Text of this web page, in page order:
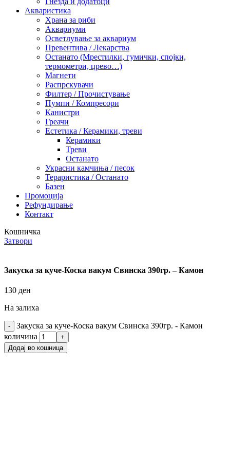
Акваристика
Храна за риби
Аквариуми
Осветлување за аквариум
Превентива / Лекарства
Останато (Мрестилки, гумички, спојки,
термометри, црево…)
Магнети
Распрскувачи
Филтер / Прочистување
Пумпи / Компресори
Канистри
Греачи
Естетика / Керамики, треви
Керамики
Треви
Останато
Украсни камчиња / песок
Тераристика / Останато
Базен
Промоција
Рефундирање
Контакт
Кошничка
Затвори
Закуска за куче-Коска вакум Свинска 390гр. – Камон
130 ден
На залиха
Закуска за куче-Коска вакум Свинска 390гр. - Камон
количина
Додај во кошница